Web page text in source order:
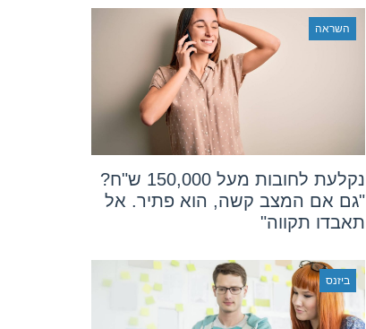
השראה
נקלעת לחובות מעל 150,000 ש"ח?
"גם אם המצב קשה, הוא פתיר. אל
תאבדו תקווה"
ביזנס